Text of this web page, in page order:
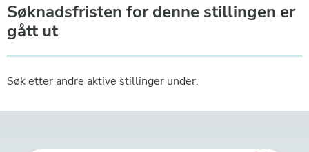
Søknadsfristen for denne stillingen er
gått ut
Søk etter andre aktive stillinger under.